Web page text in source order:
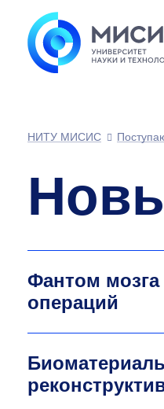
НИТУ МИСИС
Фантом мозга
операций